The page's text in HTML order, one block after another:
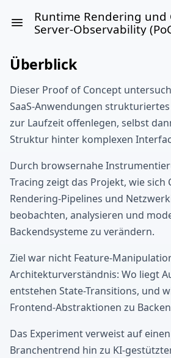
Runtime Rendering und
Server-Observability
Überblick
Dieser Proof of Concept
SaaS-Anwendungen
zur Laufzeit offenlegen, selbst
Struktur hinter komplexen
Durch browsernahe
Tracing zeigt das Projekt, wie sich
Rendering-Pipelines und
beobachten, analysieren und
Backendsysteme zu verändern.
Ziel war nicht Feature-
Architekturverständnis: Wo liegt
entstehen State-Transitions, und
Frontend-Abstraktionen zu
Das Experiment verweist auf
Branchentrend hin zu KI-